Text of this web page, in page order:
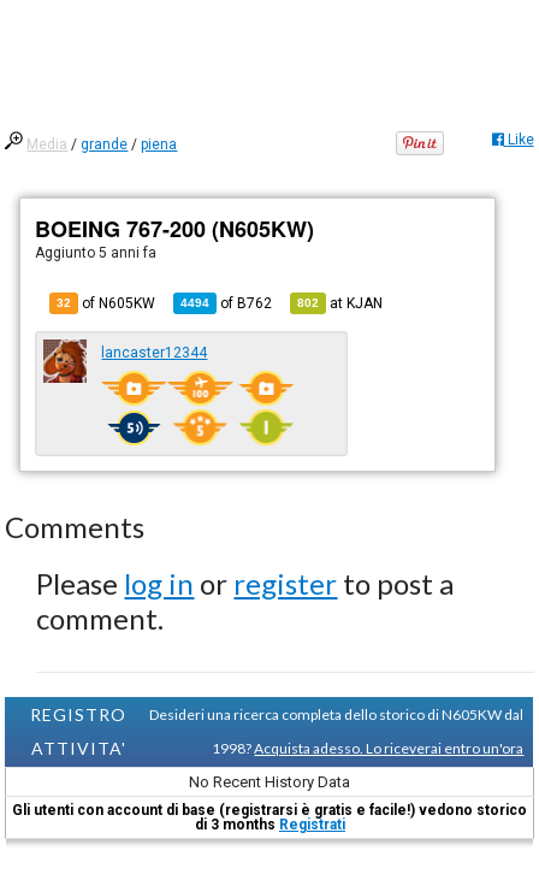
Media /grande /piena Like
BOEING 767-200 (N605KW)
Aggiunto5 anni fa
32 of N605KW 4494 ofB762 802 atKJAN
lancaster12344
Comments
Please log in or register to post a
comment.
REGISTRO
ATTIVITA'
Desideri una ricerca completa dello storico di N605KW dal
1998?Acquista adesso. Lo riceverai entro un'ora
No Recent History Data
Gli utenti con account di base (registrarsi è gratis e facile!) vedono storico
di 3 months Registrati